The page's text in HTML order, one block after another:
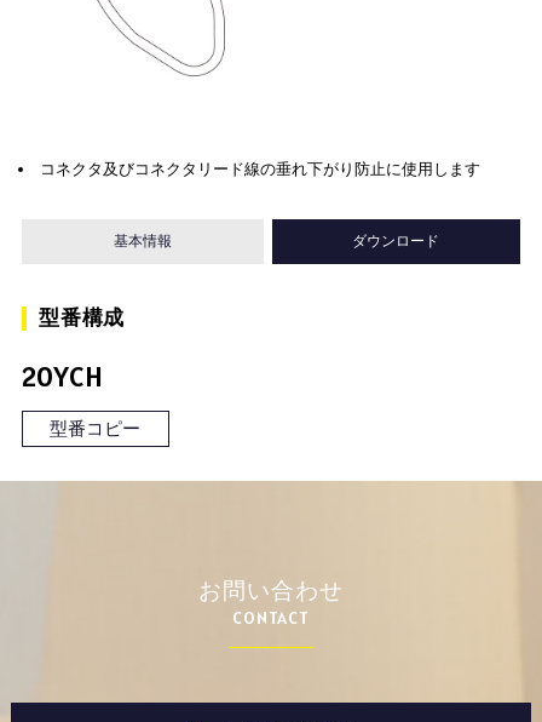
コネクタ及びコネクタリード線の垂れ下がり防止に使用します
基本情報 ダウンロード
型番構成
20YCH
型番コピー
お問い合わせ
CONTACT